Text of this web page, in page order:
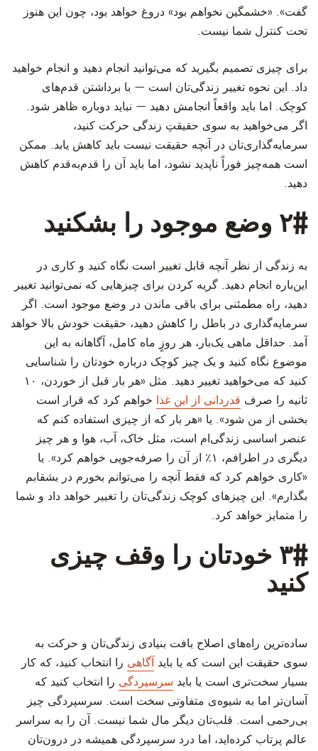
گفت». «خشمگین نخواهم بود» دروغ خواهد بود، چون این هنوز
تحت کنترل شما نیست.
‫برای چیزی تصمیم بگیرید که می‌توانید انجام دهید و انجام خواهید
داد. این نحوه تغییر زندگی‌تان است — با برداشتن قدم‌های
کوچک. اما باید واقعاً انجامش دهید — نباید دوباره ظاهر شود.
اگر می‌خواهید به سوی حقیقتِ زندگی حرکت کنید،
سرمایه‌گذاری‌تان در آنچه حقیقت نیست باید کاهش یابد. ممکن
است همه‌چیز فوراً ناپدید نشود، اما باید آن را قدم‌به‌قدم کاهش
دهید.
‫۲# وضع موجود را بشکنید
‫به زندگی از نظر آنچه قابل تغییر است نگاه کنید و کاری در
این‌باره انجام دهید. گریه کردن برای چیزهایی که نمی‌توانید تغییر
دهید، راه مطمئنی برای باقی ماندن در وضع موجود است. اگر
سرمایه‌گذاری در باطل را کاهش دهید، حقیقت خودش بالا خواهد
آمد. حداقل ماهی یک‌بار، هر روزٍ ماه کامل، آگاهانه به این
موضوع نگاه کنید و یک چیز کوچک درباره خودتان را شناسایی
کنید که می‌خواهید تغییر دهید. مثل «هر بار قبل از خوردن، ۱۰
ثانیه را صرف قدردانی از این غذا
خواهم کرد که قرار است
بخشی از من شود». یا «هر بار که از چیزی استفاده کنم که
عنصر اساسی زندگی‌ام است، مثل خاک، آب، هوا و هر چیز
دیگری در اطرافم، ۱٪ از آن را صرفه‌جویی خواهم کرد». یا
«کاری خواهم کرد که فقط آنچه را می‌توانم بخورم در بشقابم
بگذارم». این چیزهای کوچک زندگی‌تان را تغییر خواهد داد و شما
را متمایز خواهد کرد.
‫۳# خودتان را وقف چیزی
کنید
‫ساده‌ترین راه‌های اصلاح بافت بنیادی زندگی‌تان و حرکت به
سوی حقیقت این است که یا باید آگاهی را انتخاب کنید، که کار
بسیار سخت‌تری است یا باید سرسپردگی را انتخاب کنید که
آسان‌تر اما به شیوه‌ی متفاوتی سخت است. سرسپردگی چیز
بی‌رحمی است. قلب‌تان دیگر مال شما نیست. آن را به سراسر
عالم پرتاب کرده‌اید، اما درد سرسپردگی همیشه در درون‌تان